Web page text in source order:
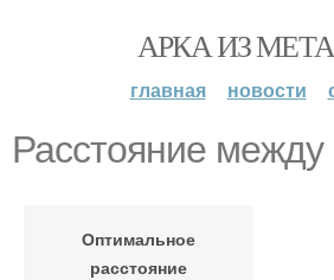
АРКА ИЗ
главная новости
Расстояние между
Оптимальное
расстояние